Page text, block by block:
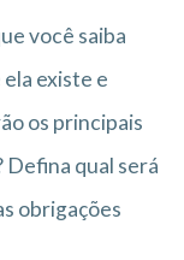
você saiba
existe e
os principais
qual será
obrigações